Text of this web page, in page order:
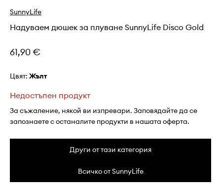
SunnyLife
Надуваем дюшек за плуване SunnyLife Disco Gold
61,90 €
Цвят: жълт
Недостъпен продукт
За съжаление, някой ви изпревари. Заповядайте да се
запознаете с останалите продукти в нашата оферта.
Други от тази категория
Всичко от SunnyLife